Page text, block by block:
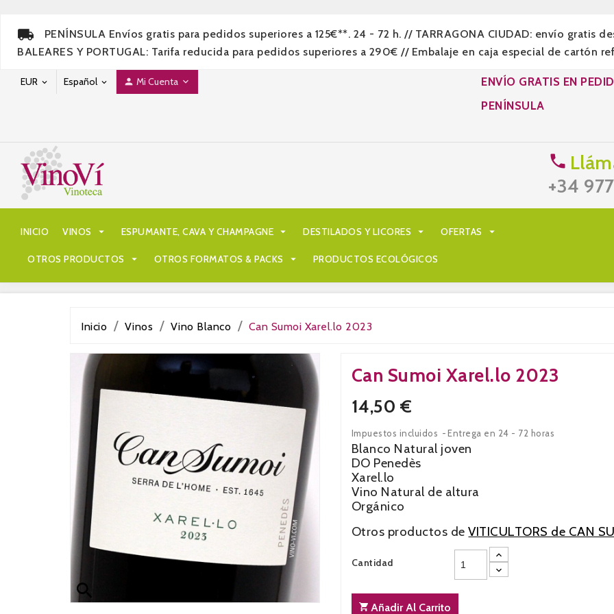
PENÍNSULA Envíos gratis para pedidos superiores a 125€**. 24 - 72 h. // TARRAGONA CIUDAD: envío gratis
BALEARES Y PORTUGAL: Tarifa reducida para pedidos superiores a 290€ // Embalaje en caja especial de cartón
EUR  Español   Mi Cuenta 
ENVÍO GRATIS EN
PENÍNSULA

+34
INICIO VINOS  ESPUMANTE, CAVA Y CHAMPAGNE  DESTILADOS Y LICORES  OFERTAS 
OTROS PRODUCTOS  OTROS FORMATOS & PACKS  PRODUCTOS ECOLÓGICOS
Inicio Vinos Vino Blanco Can Sumoi Xarel.lo 2023
Can Sumoi Xarel.lo 2023
14,50 €
Impuestos incluidos Entrega en 24 - 72 horas
Blanco Natural joven
DO Penedès
Xarel.lo
Vino Natural de altura
Orgánico
Otros productos deVITICULTORS de CAN
Cantidad
Añadir Al Carrito